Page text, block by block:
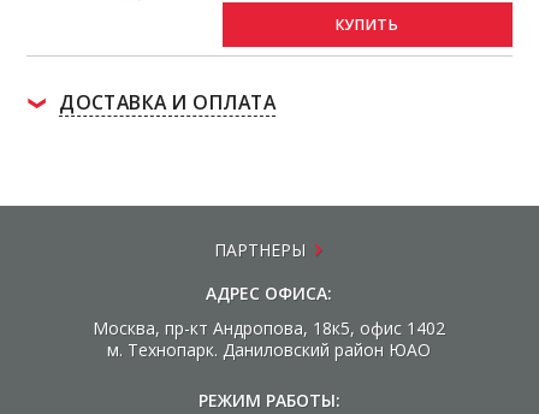
КУПИТЬ
ДОСТАВКА И ОПЛАТА
ПАРТНЕРЫ
АДРЕС ОФИСА:
Москва, пр-кт Андропова, 18к5, офис 1402
м. Технопарк. Даниловский район ЮАО
РЕЖИМ РАБОТЫ: